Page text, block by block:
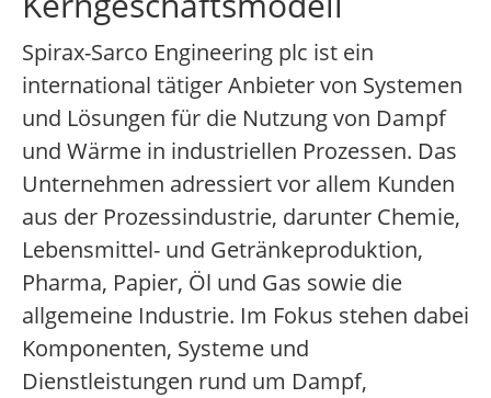
Spirax-Sarco Engineering plc ist ein
international tätiger Anbieter von Systemen
und Lösungen für die Nutzung von Dampf
und Wärme in industriellen Prozessen. Das
Unternehmen adressiert vor allem Kunden
aus der Prozessindustrie, darunter Chemie,
Lebensmittel- und Getränkeproduktion,
Pharma, Papier, Öl und Gas sowie die
allgemeine Industrie. Im Fokus stehen dabei
Komponenten, Systeme und
Dienstleistungen rund um Dampf,